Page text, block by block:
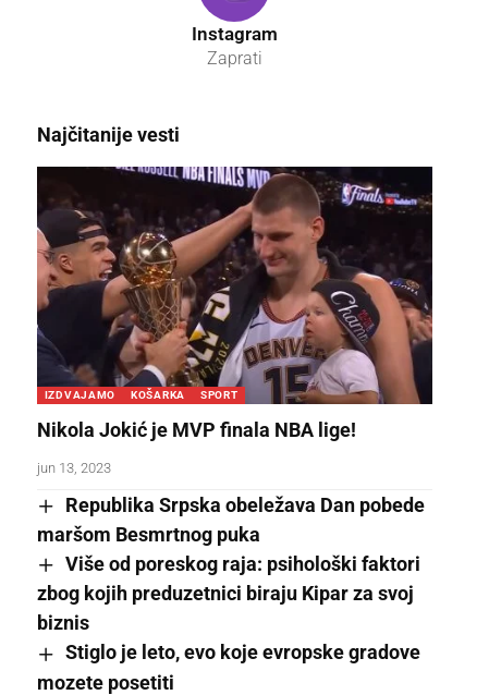
Instagram
Zaprati
Najčitanije vesti
IZDVAJAMO KOŠARKA SPORT
Nikola Jokić je MVP finala NBA lige!
jun 13, 2023
Republika Srpska obeležava Dan pobede
maršom Besmrtnog puka
Više od poreskog raja: psihološki faktori
zbog kojih preduzetnici biraju Kipar za svoj
biznis
Stiglo je leto, evo koje evropske gradove
mozete posetiti